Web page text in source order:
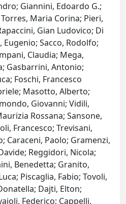
Giannini, Edoardo G.;
Maria Corina; Pieri,
Gian Ludovico; Di
Sacco, Rodolfo;
Claudia; Mega,
Gasbarrini, Antonio;
Foschi, Francesco
Masotto, Alberto;
Giovanni; Vidili,
Rossana; Sansone,
Francesco; Trevisani,
Caraceni, Paolo; Gramenzi,
Reggidori, Nicola;
Benedetta; Granito,
Piscaglia, Fabio; Tovoli,
Dajti, Elton;
Federico; Cappelli,